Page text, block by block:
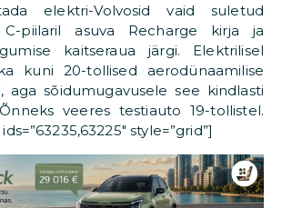
elektri-Volvosid vaid suletud
C-piilaril asuva Recharge kirja ja
kaitseraua järgi. Elektrilisel
kuni 20-tollised aerodünaamilise
aga sõidumugavusele see kindlasti
veeres testiauto 19-tollistel.
style=”grid”]